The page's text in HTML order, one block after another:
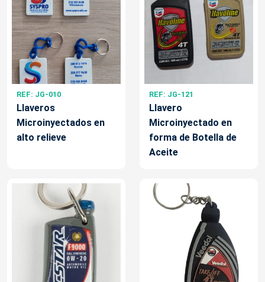
REF: JG-010
Llaveros
Microinyectados en
alto relieve
REF: JG-121
Llavero
Microinyectado en
forma de Botella de
Aceite